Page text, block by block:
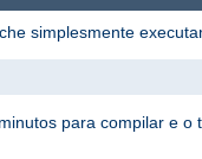
simplesmente
para compilar e